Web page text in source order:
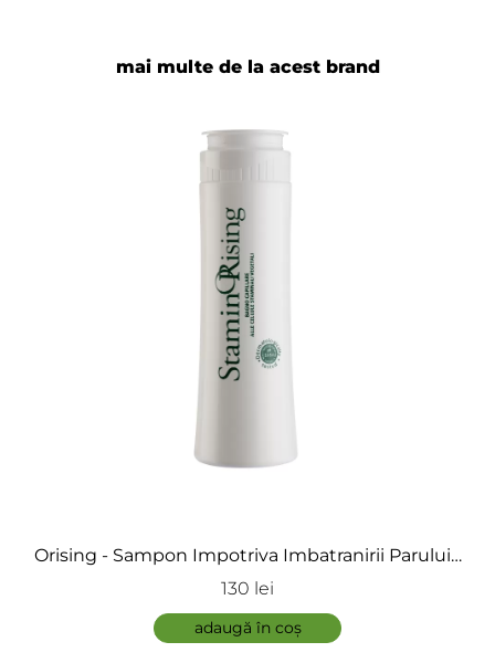
Adaugă review
mai multe de la acest brand
Orising - Sampon Impotriva Imbatranirii Parului -
StaminOrising Shampoo for Thinning Hair
130 lei
adaugă în coș